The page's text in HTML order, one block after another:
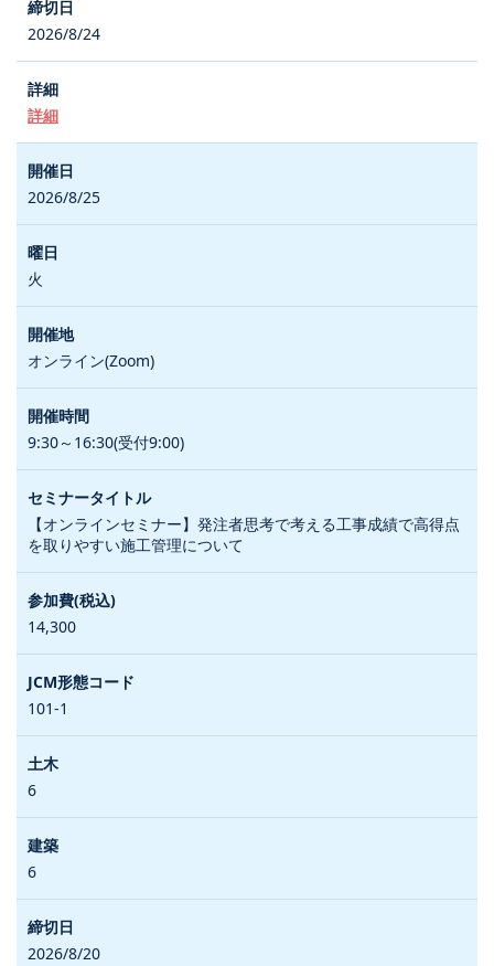
2026/8/24
詳細
2026/8/25
火
オンライン(Zoom)
9:30～16:30(受付9:00)
【オンラインセミナー】発注者思考で考える工事成績で高得点
を取りやすい施工管理について
14,300
101-1
6
6
2026/8/20